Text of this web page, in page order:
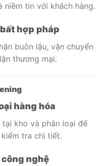
tin với khách hàng.
hợp pháp
buôn lậu, vận chuyển
thương mại.
hàng hóa
kho và phân loại để
tra chi tiết.
nghệ